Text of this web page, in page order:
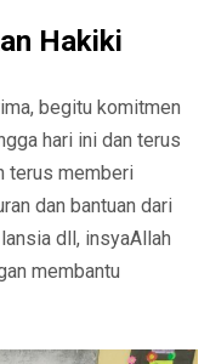
Hakiki
begitu komitmen
hari ini dan terus
terus memberi
dan bantuan dari
dll, insyaAllah
membantu